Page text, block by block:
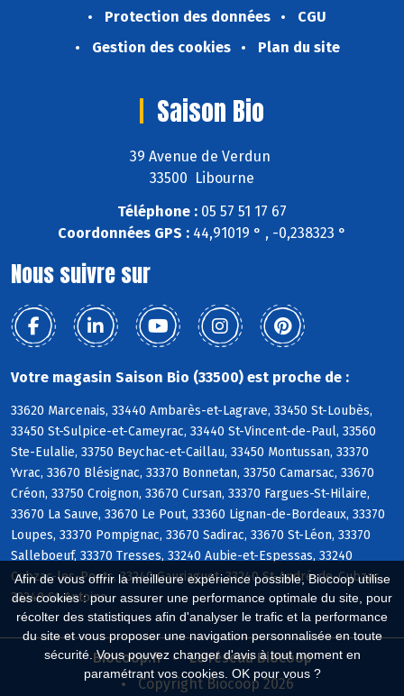
Afin de vous offrir la meilleure expérience possible, Biocoop utilise
des cookies : pour assurer une performance optimale du site, pour
récolter des statistiques afin d'analyser le trafic et la performance
du site et vous proposer une navigation personnalisée en toute
sécurité. Vous pouvez changer d'avis à tout moment en
paramétrant vos cookies. OK pour vous ?
Protection des données
CGU
Gestion des cookies
Plan du site
Saison Bio
39 Avenue de Verdun
33500 Libourne
Téléphone : 05 57 51 17 67
Coordonnées GPS : 44,91019 ° , -0,238323 °
Nous suivre sur
Votre magasin Saison Bio (33500) est proche de :
33620 Marcenais, 33440 Ambarès-et-Lagrave, 33450 St-Loubès,
33450 St-Sulpice-et-Cameyrac, 33440 St-Vincent-de-Paul, 33560
Ste-Eulalie, 33750 Beychac-et-Caillau, 33450 Montussan, 33370
Yvrac, 33670 Blésignac, 33370 Bonnetan, 33750 Camarsac, 33670
Créon, 33750 Croignon, 33670 Cursan, 33370 Fargues-St-Hilaire,
33670 La Sauve, 33670 Le Pout, 33360 Lignan-de-Bordeaux, 33370
Loupes, 33370 Pompignac, 33670 Sadirac, 33670 St-Léon, 33370
Salleboeuf, 33370 Tresses, 33240 Aubie-et-Espessas, 33240
Cubzac-les-Ponts, 33240 Gauriaguet, 33240 St-André-de-Cubzac,
33240 St-Antoine
Biocoop.fr
Le réseau Biocoop
Copyright Biocoop 2026